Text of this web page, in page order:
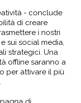
- conclude
di creare
i nostri
sui social media,
strategici. Una
offline saranno a
per attivare il più